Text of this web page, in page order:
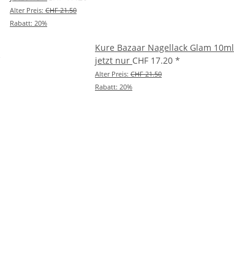
Alter Preis: CHF 21.50
Rabatt: 20%
Kure Bazaar Nagellack Glam 10ml
jetzt nur CHF 17.20 *
Alter Preis: CHF 21.50
Rabatt: 20%